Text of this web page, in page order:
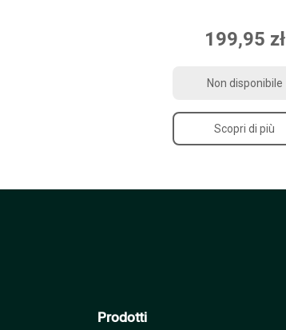
199,95 zł
Non disponibile
Scopri di più
Prodotti